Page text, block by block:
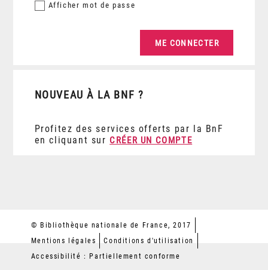
Afficher mot de passe
NOUVEAU À LA BNF ?
Profitez des services offerts par la BnF
en cliquant sur CRÉER UN COMPTE
© Bibliothèque nationale de France, 2017
Mentions légales
Conditions d'utilisation
Accessibilité : Partiellement conforme